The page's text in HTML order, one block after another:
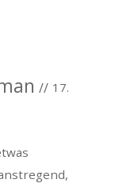
17.